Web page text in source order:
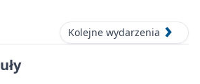
Kolejne wydarzenia